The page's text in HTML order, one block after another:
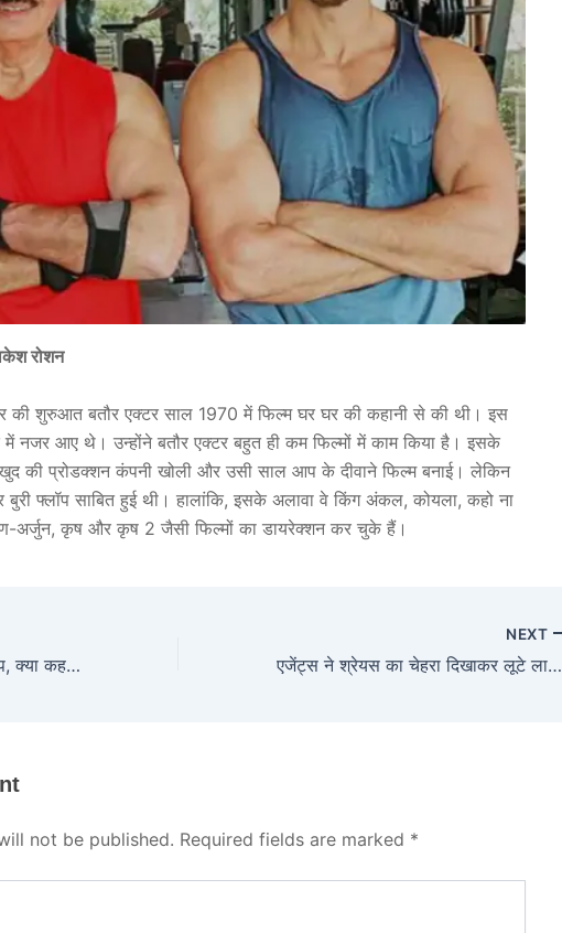
रोशन
की शुरुआत बतौर एक्टर साल 1970 में फिल्म घर घर की कहानी से की थी। इस
में नजर आए थे। उन्होंने बतौर एक्टर बहुत ही कम फिल्मों में काम किया है। इसके
की प्रोडक्शन कंपनी खोली और उसी साल आप के दीवाने फिल्म बनाई। लेकिन
फ्लॉप साबित हुई थी। हालांकि, इसके अलावा वे किंग अंकल, कोयला, कहो ना
अर्जुन, कृष और कृष 2 जैसी फिल्मों का डायरेक्शन कर चुके हैं।
सलमान की ‘सिकंदर’ हिट या फ्लॉप, क्या कहते हैं एक्सपर्ट:ईद कनेक्शन रहा है खास; क्या रश्मिका-मुरुगदास के साथ धमाकेदार कॉम्बिनेशन से टूटेंगे पुराने रिकॉर्ड?
NEXT
एजेंट्स ने श्रेयस का चेहरा दिखाकर लूटे लाखों:पैसे दोगुना करने के नाम पर ठगी, अभिनेता श्रेयस तलपड़े समेत 15 लोगों पर केस दर्ज
not be published. Required fields are marked *